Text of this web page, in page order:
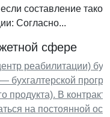
составление
Согласно...
сфере
реабилитации)
бухгалтерской
продукта). В
на постоянной